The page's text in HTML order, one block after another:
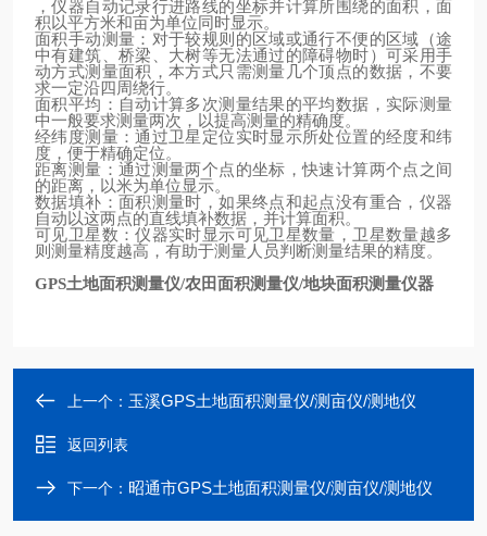
，仪器自动记录行进路线的坐标并计算所围绕的面积，面
积以平方米和亩为单位同时显示。
面积手动测量：对于较规则的区域或通行不便的区域（途
中有建筑、桥梁、大树等无法通过的障碍物时）可采用手
动方式测量面积，本方式只需测量几个顶点的数据，不要
求一定沿四周绕行。
面积平均：自动计算多次测量结果的平均数据，实际测量
中一般要求测量两次，以提高测量的精确度。
经纬度测量：通过卫星定位实时显示所处位置的经度和纬
度，便于精确定位。
距离测量：通过测量两个点的坐标，快速计算两个点之间
的距离，以米为单位显示。
数据填补：面积测量时，如果终点和起点没有重合，仪器
自动以这两点的直线填补数据，并计算面积。
可见卫星数：仪器实时显示可见卫星数量，卫星数量越多
则测量精度越高，有助于测量人员判断测量结果的精度。
GPS土地面积测量仪/农田面积测量仪/地块面积测量仪器
上一个： 玉溪GPS土地面积测量仪/测亩仪/测地仪
返回列表
下一个： 昭通市GPS土地面积测量仪/测亩仪/测地仪